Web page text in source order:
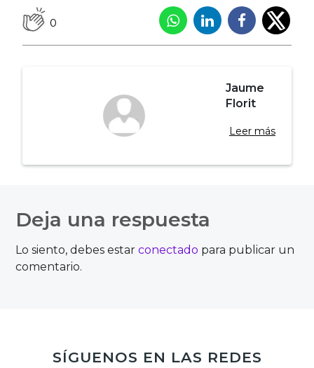
0
Jaume
Florit
Leer más
de
entradas
Deja una respuesta
Lo siento, debes estarconectado para publicar un
comentario.
SÍGUENOS EN LAS REDES